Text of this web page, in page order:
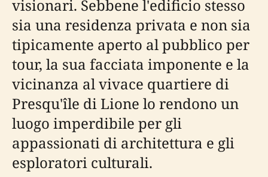
visionari. Sebbene l'edificio stesso
sia una residenza privata e non sia
tipicamente aperto al pubblico per
tour, la sua facciata imponente e la
vicinanza al vivace quartiere di
Presqu'île di Lione lo rendono un
luogo imperdibile per gli
appassionati di architettura e gli
esploratori culturali.